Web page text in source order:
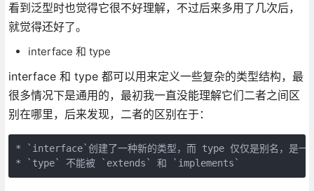
看到泛型时也觉得它很不好理解，不过后来多用了几次后，
就觉得还好了。
interface 和 type
interface 和 type 都可以用来定义一些复杂的类型结构，最
很多情况下是通用的，最初我一直没能理解它们二者之间区
别在哪里，后来发现，二者的区别在于：
* `interface`创建了一种新的类型，而 type 仅仅是别名，是一